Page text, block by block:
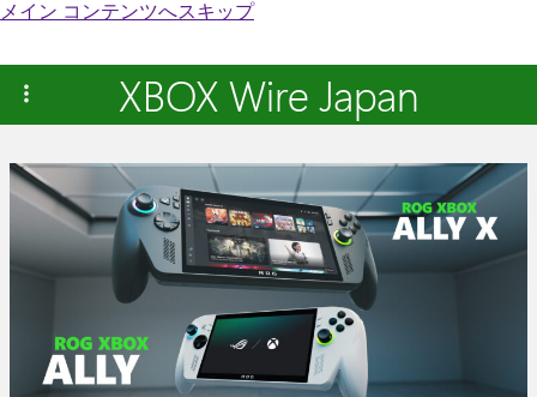
メイン コンテンツへスキップ
XBOX Wire Japan